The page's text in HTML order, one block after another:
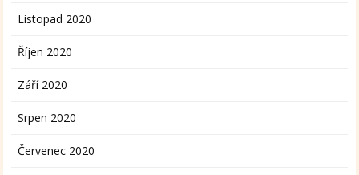
Listopad 2020
Říjen 2020
Září 2020
Srpen 2020
Červenec 2020